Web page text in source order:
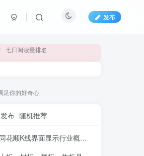
发布
七日阅读量排名
足你的好奇心
布 随机推荐
K线界面显示行业概念指标代码图解